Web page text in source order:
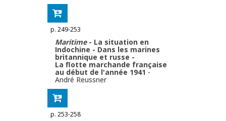
p. 249-253
Maritime - La situation en
Indochine - Dans les marines
britannique et russe -
La flotte marchande française
au début de l'année 1941 -
André Reussner
p. 253-258